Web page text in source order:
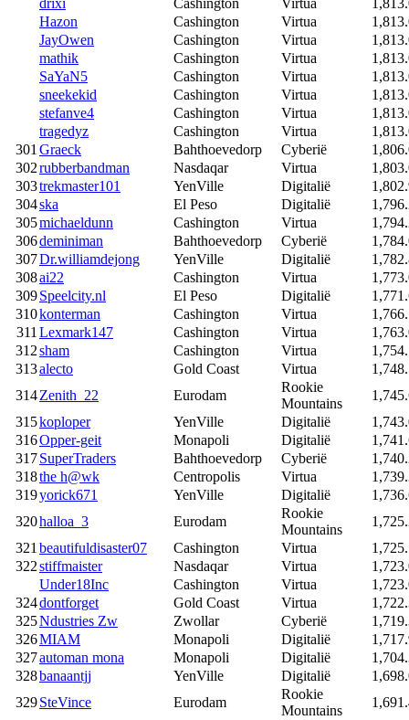
drixi
Cashington Virtua
Hazon
Cashington Virtua
JayOwen
Cashington Virtua
mathik
Cashington Virtua
SaYaN5
Cashington Virtua
sneekekid
Cashington Virtua
stefanve4
Cashington Virtua
tragedyz
Cashington Virtua
301Graeck Bahthoevedorp Cyberië
302rubberbandman Nasdaqar Virtua
303trekmaster101 YenVille Digitalië
304ska El Peso Digitalië
305michaeldunn Cashington Virtua
306deminiman Bahthoevedorp Cyberië
307Dr.williamdejong YenVille Digitalië
308ai22 Cashington Virtua
309Speelcity.nl El Peso Digitalië
310konterman Cashington Virtua
311Lexmark147 Cashington Virtua
312sham Cashington Virtua
313alecto Gold Coast Virtua
314Zenith_22 Eurodam
Rookie
Mountains
315koploper YenVille Digitalië
316Opper-geit Monapoli Digitalië
317SuperTraders Bahthoevedorp Cyberië
318the h@wk Centropolis Virtua
319yorick671 YenVille Digitalië
320halloa_3 Eurodam
Rookie
Mountains
321beautifuldisaster07 Cashington Virtua
322stiffmaister Nasdaqar Virtua
Under18Inc
Cashington Virtua
324dontforget Gold Coast Virtua
325Ndustries Zw Zwollar Cyberië
326MIAM Monapoli Digitalië
327automan mona Monapoli Digitalië
328banaantjj YenVille Digitalië
329SteVince Eurodam
Rookie
Mountains